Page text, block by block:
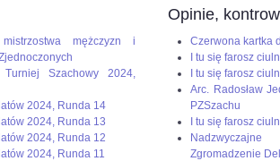
mistrzostwa mężczyzn i
Szachowy 2024,
2024, Runda 14
2024, Runda 13
2024, Runda 12
2024, Runda 11
Opinie,
Czerwona kartka
I tu się farosz
I tu się farosz
Arc. Radosław
PZSzachu
I tu się farosz
Zgromadzenie